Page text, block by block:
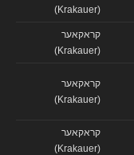
(Krakauer)
קראקאער
(Krakauer)
קראקאער
(Krakauer)
קראקאער
(Krakauer)